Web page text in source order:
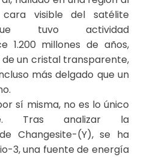
visible del satélite
tuvo actividad
1.200 millones de años,
un cristal transparente,
más delgado que un
sí misma, no es lo único
Tras analizar la
Changesite-(Y), se ha
3, una fuente de energía